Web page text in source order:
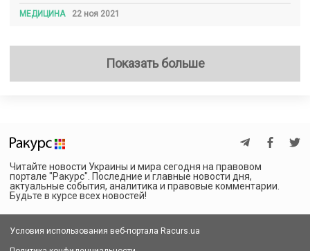
МЕДИЦИНА 22 ноя 2021
Показать больше
Читайте новости Украины и мира сегодня на правовом
портале "Ракурс". Последние и главные новости дня,
актуальные события, аналитика и правовые комментарии.
Будьте в курсе всех новостей!
Условия использования веб-портала Racurs.ua